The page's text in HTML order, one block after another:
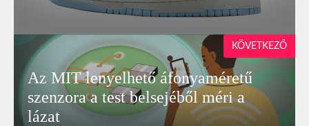
Az MIT lenyelhető áfonyaméretű
szenzora a test belsejéből méri a
lázat
KÖVETKEZŐ